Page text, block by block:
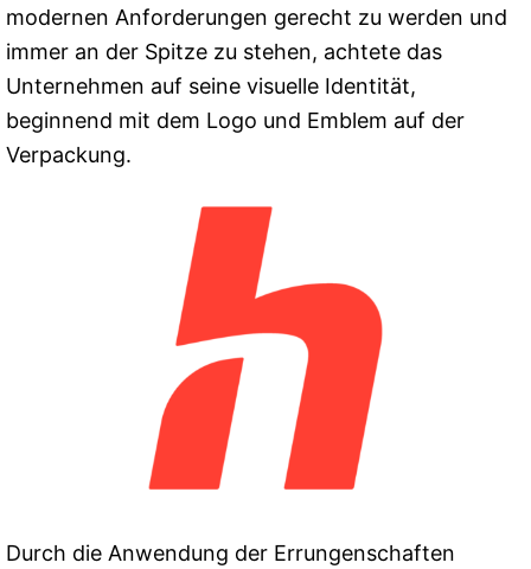
modernen Anforderungen gerecht zu werden und
immer an der Spitze zu stehen, achtete das
Unternehmen auf seine visuelle Identität,
beginnend mit dem Logo und Emblem auf der
Verpackung.
Durch die Anwendung der Errungenschaften